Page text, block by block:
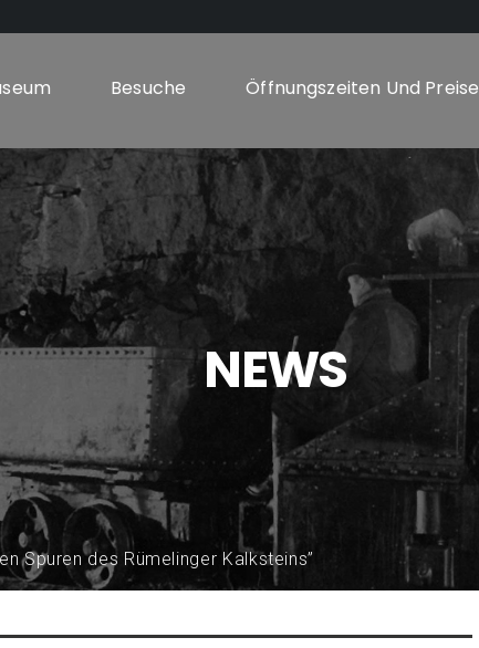
Besuche Öffnungszeiten Und Preise
NEWS
Spuren des Rümelinger Kalksteins”